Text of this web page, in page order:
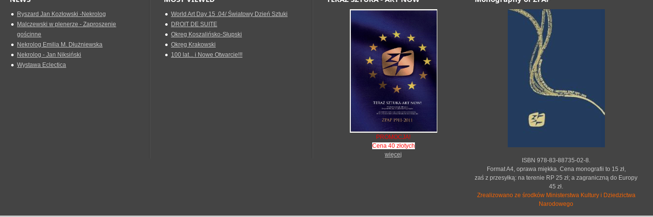
Ryszard Jan Kozłowski -Nekrolog
Malczewski w plenerze - Zaproszenie
gościnne
Nekrolog Emilia M. Dłużniewska
Nekrolog - Jan Niksiński
Wystawa Eclectica
World Art Day 15 .04/ Światowy Dzień Sztuki
DROIT DE SUITE
Okreg Koszalińsko-Słupski
Okręg Krakowski
100 lat... i Nowe Otwarcie!!!
PROMOCJA!
Cena 40 złotych
więcej
ISBN 978-83-88735-02-8.
Format A4, oprawa miękka. Cena monografii to 15 zł,
zaś z przesyłką: na terenie RP 25 zł; a zagraniczną do Europy
45 zł.
Zrealizowano ze środków Ministerstwa Kultury i Dziedzictwa
Narodowego